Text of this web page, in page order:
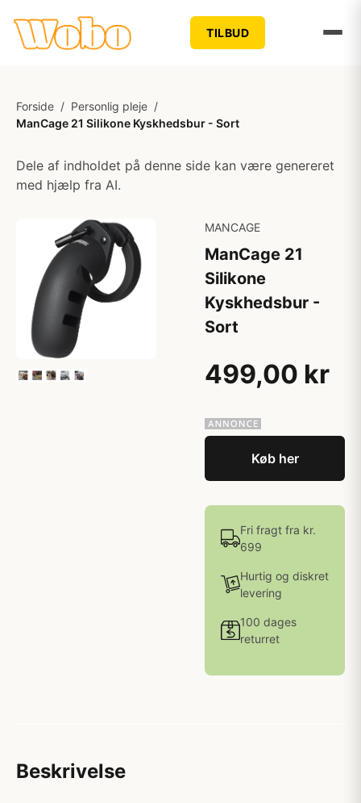
TILBUD
Forside / Personlig pleje /
ManCage 21 Silikone Kyskhedsbur - Sort
Dele af indholdet på denne side kan være genereret
med hjælp fra AI.
MANCAGE
ManCage 21
Silikone
Kyskhedsbur -
Sort
499,00 kr
Køb her
Fri fragt fra kr.
699
Hurtig og diskret
levering
100 dages
returret
Beskrivelse